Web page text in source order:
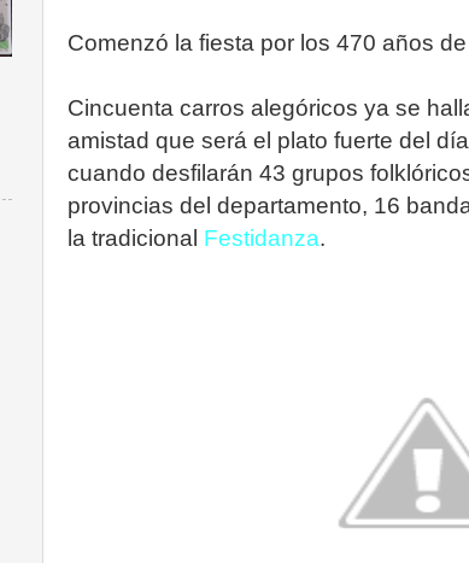
Comenzó la fiesta por los 470 años de
Cincuenta carros alegóricos ya se
amistad que será el plato fuerte del
cuando desfilarán 43 grupos
provincias del departamento, 16
la tradicional Festidanza.